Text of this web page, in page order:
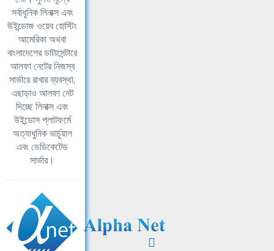
সর্বাধুনিক লিনাক্স এবং
উইন্ডোজ ওয়েব হোস্টিং
আমেরিকা অথবা
বাংলাদেশের ডাটাসেন্টারে
আলফা নেটের নিজস্ব
সার্ভারে রাখার ব্যবস্থা,
এছাড়াও আলফা নেট
দিচ্ছে লিনাক্স এবং
উইন্ডোস প্লাটফর্মে
অত্যাধুনিক ভার্চুয়াল
এবং ডেডিকেটেড
সার্ভার।